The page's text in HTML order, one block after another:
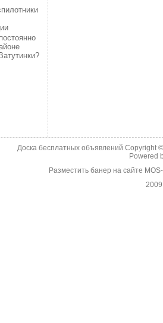
Доска бесплатных объявлений Copyright
Powered
Разместить банер на сайте